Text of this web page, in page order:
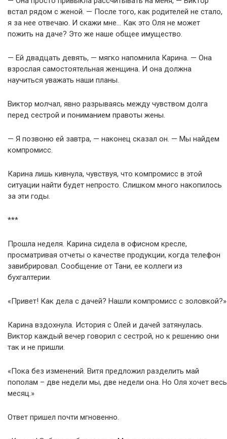
встал рядом с женой. — После того, как родителей не стало,
я за нее отвечаю. И скажи мне… Как это Оля не может
пожить на даче? Это же наше общее имущество.
— Ей двадцать девять, — мягко напомнила Карина. — Она
взрослая самостоятельная женщина. И она должна
научиться уважать наши планы.
Виктор молчал, явно разрываясь между чувством долга
перед сестрой и пониманием правоты жены.
— Я позвоню ей завтра, — наконец сказал он. — Мы найдем
компромисс.
Карина лишь кивнула, чувствуя, что компромисс в этой
ситуации найти будет непросто. Слишком много накопилось
за эти годы.
***
Прошла неделя. Карина сидела в офисном кресле,
просматривая отчеты о качестве продукции, когда телефон
завибрировал. Сообщение от Тани, ее коллеги из
бухгалтерии.
«Привет! Как дела с дачей? Нашли компромисс с золовкой?»
Карина вздохнула. История с Олей и дачей затянулась.
Виктор каждый вечер говорил с сестрой, но к решению они
так и не пришли.
«Пока без изменений. Витя предложил разделить май
пополам – две недели мы, две недели она. Но Оля хочет весь
месяц.»
Ответ пришел почти мгновенно.